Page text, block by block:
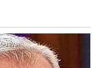
u zasebnu
mikser za
postigne točku
traje otprilike